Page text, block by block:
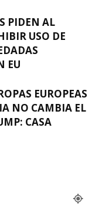
PIDEN AL
USO DE
EU
EUROPEAS
NO CAMBIA EL
CASA